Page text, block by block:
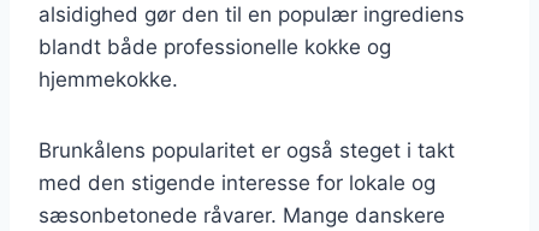
alsidighed gør den til en populær ingrediens
blandt både professionelle kokke og
hjemmekokke.
Brunkålens popularitet er også steget i takt
med den stigende interesse for lokale og
sæsonbetonede råvarer. Mange danskere